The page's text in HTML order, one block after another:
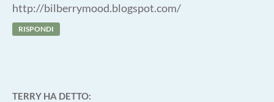
http://bilberrymood.blogspot.com/
RISPONDI
TERRY HA DETTO: